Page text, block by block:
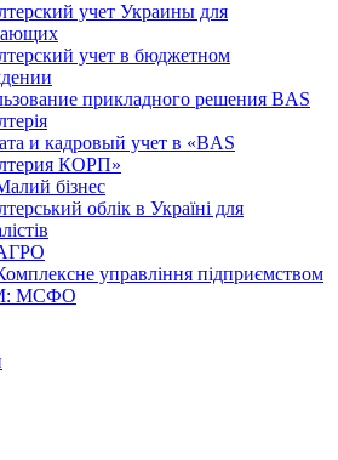
учет Украины для
учет в бюджетном
прикладного решения BAS
и кадровый учет в «BAS
КОРП»
бізнес
облік в Україні для
управління підприємством
МСФО